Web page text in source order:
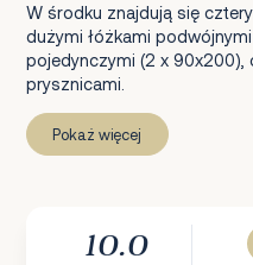
W środku znajdują się
dużymi łóżkami
pojedynczymi (2 x 90x200),
prysznicami.
Pokaż więcej
10.0